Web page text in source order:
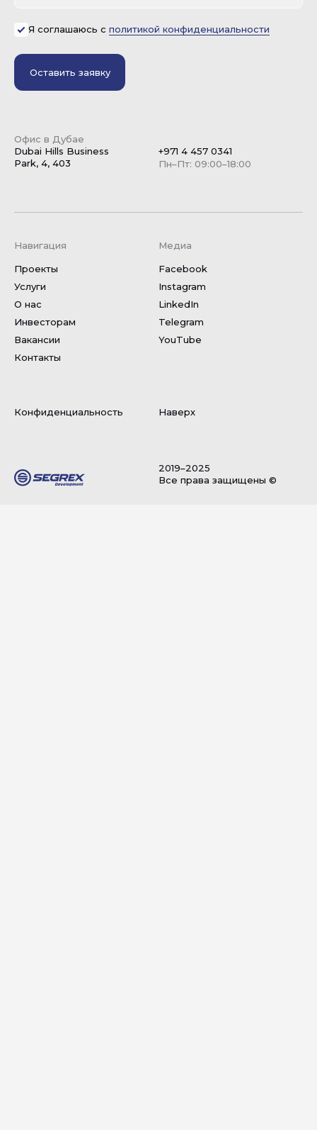
Dubai Hills Business
Park, 4, 403
Офис в Дубае
2019–2025
Все права защищены ©
+971 4 457 0341
Пн–Пт: 09:00–18:00
Facebook
Медиа
Навигация
Конфиденциальность Наверх
Instagram
LinkedIn
Проекты
Услуги
Инвесторам
О нас
Вакансии
Контакты
Telegram
YouTube
Я соглашаюсь с политикой конфиденциальности
Оставить заявку